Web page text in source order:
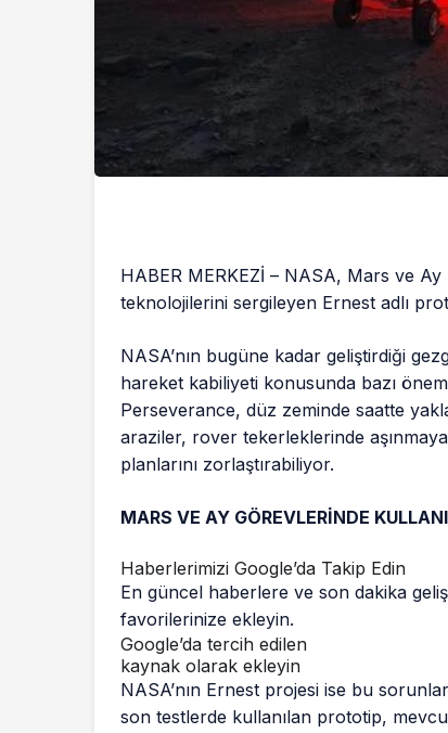
HABER MERKEZİ – NASA, Mars ve
teknolojilerini sergileyen Ernest adlı
NASA’nın bugüne kadar geliştirdiği
hareket kabiliyeti konusunda bazı
Perseverance, düz zeminde saatte
araziler, rover tekerleklerinde
planlarını zorlaştırabiliyor.
MARS VE AY GÖREVLERİNDE
Haberlerimizi Google’da Takip Edin
En güncel haberlere ve son dakika
favorilerinize ekleyin.
Google’da tercih edilen
kaynak olarak ekleyin
NASA’nın Ernest projesi ise bu
son testlerde kullanılan prototip,